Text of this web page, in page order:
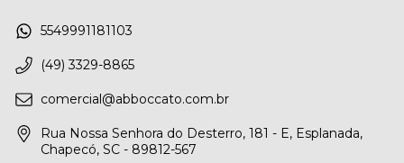
5549991181103
(49) 3329-8865
comercial@abboccato.com.br
Rua Nossa Senhora do Desterro, 181 - E, Esplanada,
Chapecó, SC - 89812-567